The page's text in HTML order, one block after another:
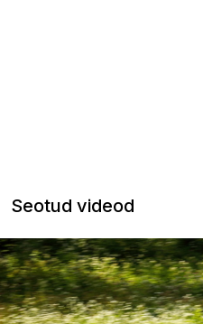
Seotud videod